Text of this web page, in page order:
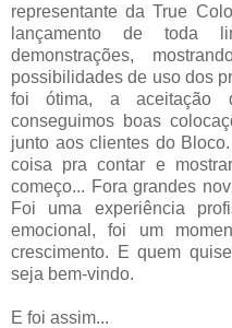
representante da True
lançamento de toda
demonstrações,
possibilidades de uso dos
foi ótima, a aceitação
conseguimos boas
junto aos clientes do
coisa pra contar e
começo... Fora grandes
Foi uma experiência
emocional, foi um
crescimento. E quem
seja bem-vindo.
E foi assim...